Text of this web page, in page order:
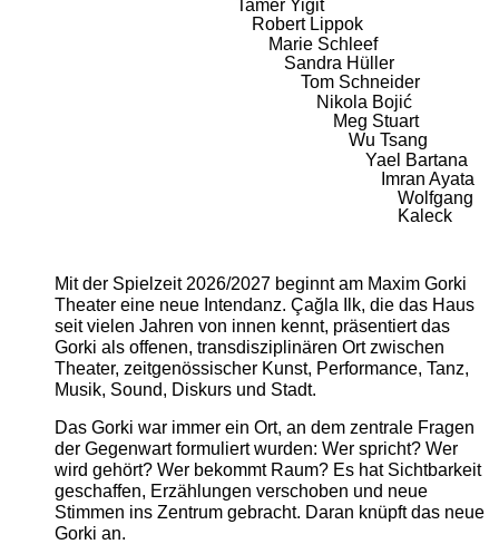
Tamer Yiğit
Robert Lippok
Marie Schleef
Sandra Hüller
Tom Schneider
Nikola Bojić
Meg Stuart
Wu Tsang
Yael Bartana
Imran Ayata
Wolfgang
Kaleck
Mit der Spielzeit 2026/2027 beginnt am Maxim Gorki
Theater eine neue Intendanz. Çağla Ilk, die das Haus
seit vielen Jahren von innen kennt, präsentiert das
Gorki als offenen, transdisziplinären Ort zwischen
Theater, zeitgenössischer Kunst, Performance, Tanz,
Musik, Sound, Diskurs und Stadt.
Das Gorki war immer ein Ort, an dem zentrale Fragen
der Gegenwart formuliert wurden: Wer spricht? Wer
wird gehört? Wer bekommt Raum? Es hat Sichtbarkeit
geschaffen, Erzählungen verschoben und neue
Stimmen ins Zentrum gebracht. Daran knüpft das neue
Gorki an.